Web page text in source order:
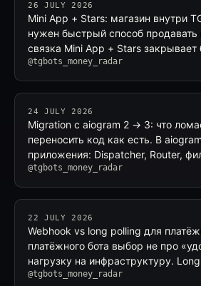
26 JULY 2026
Mini App + Stars: магазин внутри
нужен быстрый способ продавать
связка Mini App + Stars
@tgbots_money_radar
24 JULY 2026
Migration с aiogram 2 → 3: что
переносить код как есть. В
приложения: Dispatcher, Router,
@tgbots_money_radar
22 JULY 2026
Webhook vs long polling для
платёжного бота выбор не про
нагрузку на инфраструктуру.
@tgbots_money_radar